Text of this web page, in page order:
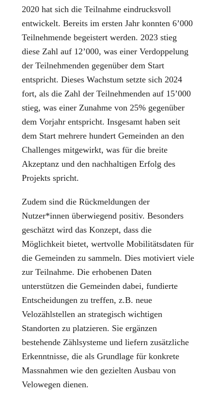
2020 hat sich die Teilnahme eindrucksvoll
entwickelt. Bereits im ersten Jahr konnten 6’000
Teilnehmende begeistert werden. 2023 stieg
diese Zahl auf 12’000, was einer Verdoppelung
der Teilnehmenden gegenüber dem Start
entspricht. Dieses Wachstum setzte sich 2024
fort, als die Zahl der Teilnehmenden auf 15’000
stieg, was einer Zunahme von 25% gegenüber
dem Vorjahr entspricht. Insgesamt haben seit
dem Start mehrere hundert Gemeinden an den
Challenges mitgewirkt, was für die breite
Akzeptanz und den nachhaltigen Erfolg des
Projekts spricht.
Zudem sind die Rückmeldungen der
Nutzer*innen überwiegend positiv. Besonders
geschätzt wird das Konzept, dass die
Möglichkeit bietet, wertvolle Mobilitätsdaten für
die Gemeinden zu sammeln. Dies motiviert viele
zur Teilnahme. Die erhobenen Daten
unterstützen die Gemeinden dabei, fundierte
Entscheidungen zu treffen, z.B. neue
Velozählstellen an strategisch wichtigen
Standorten zu platzieren. Sie ergänzen
bestehende Zählsysteme und liefern zusätzliche
Erkenntnisse, die als Grundlage für konkrete
Massnahmen wie den gezielten Ausbau von
Velowegen dienen.